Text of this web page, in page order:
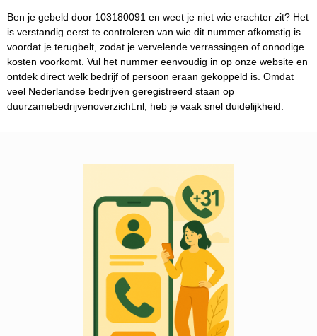
Ben je gebeld door 103180091 en weet je niet wie erachter zit? Het
is verstandig eerst te controleren van wie dit nummer afkomstig is
voordat je terugbelt, zodat je vervelende verrassingen of onnodige
kosten voorkomt. Vul het nummer eenvoudig in op onze website en
ontdek direct welk bedrijf of persoon eraan gekoppeld is. Omdat
veel Nederlandse bedrijven geregistreerd staan op
duurzamebedrijvenoverzicht.nl, heb je vaak snel duidelijkheid.